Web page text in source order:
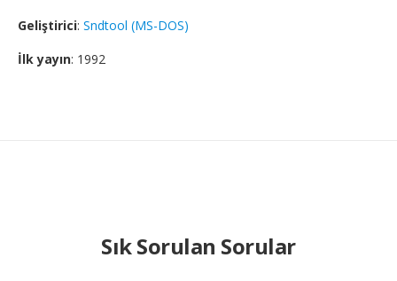
Geliştirici: Sndtool (MS-DOS)
İlk yayın: 1992
Sık Sorulan Sorular